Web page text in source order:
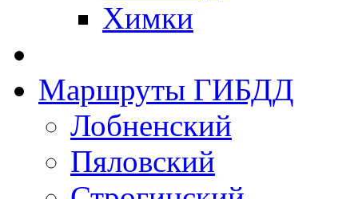
Химки
Маршруты ГИБДД
Лобненский
Пяловский